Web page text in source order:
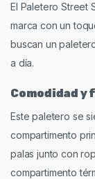
El Paletero Street
marca con un
buscan un
a día.
Comodidad y
Este paletero se
compartimento
palas junto con
compartimento